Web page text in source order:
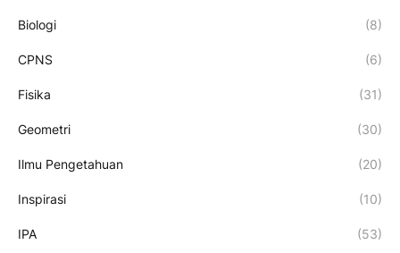
Biologi (8)
CPNS (6)
Fisika (31)
Geometri (30)
Ilmu Pengetahuan (20)
Inspirasi (10)
IPA (53)